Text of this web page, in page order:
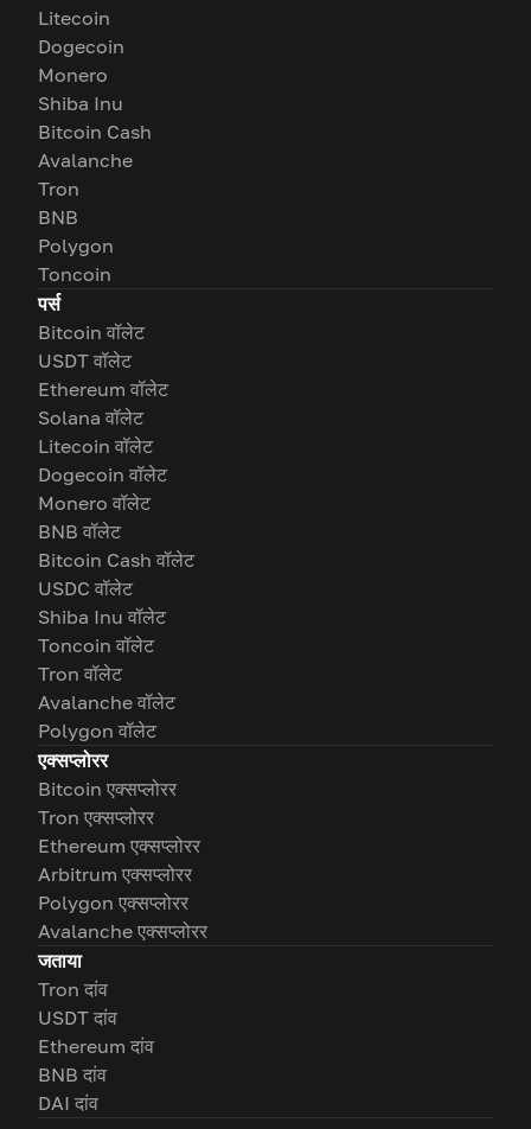
Litecoin
Dogecoin
Monero
Shiba Inu
Bitcoin Cash
Avalanche
Tron
BNB
Polygon
Toncoin
पर्स
Bitcoin वॉलेट
USDT वॉलेट
Ethereum वॉलेट
Solana वॉलेट
Litecoin वॉलेट
Dogecoin वॉलेट
Monero वॉलेट
BNB वॉलेट
Bitcoin Cash वॉलेट
USDC वॉलेट
Shiba Inu वॉलेट
Toncoin वॉलेट
Tron वॉलेट
Avalanche वॉलेट
Polygon वॉलेट
एक्सप्लोरर
Bitcoin एक्सप्लोरर
Tron एक्सप्लोरर
Ethereum एक्सप्लोरर
Arbitrum एक्सप्लोरर
Polygon एक्सप्लोरर
Avalanche एक्सप्लोरर
जताया
Tron दांव
USDT दांव
Ethereum दांव
BNB दांव
DAI दांव